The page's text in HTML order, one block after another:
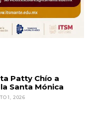
Patty Chío a
Santa Mónica
1, 2026